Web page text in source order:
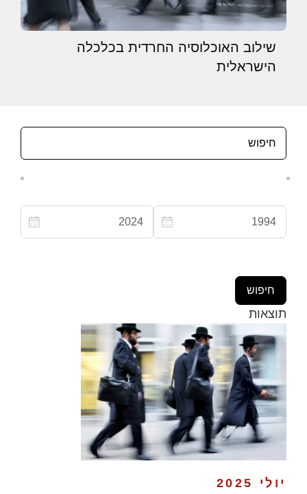
שילוב האוכלוסיה החרדית בכלכלה
הישראלית
תוצאות
יולי 2025